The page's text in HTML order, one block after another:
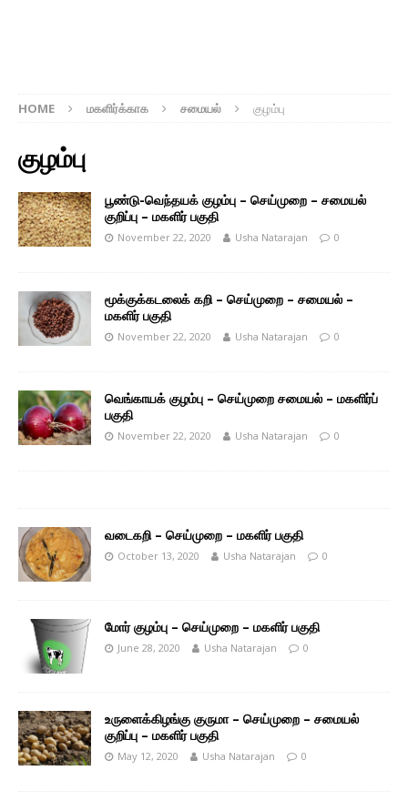
HOME மகளிர்க்காக சமையல் குழம்பு
குழம்பு
பூண்டு-வெந்தயக் குழம்பு – செய்முறை – சமையல்
குறிப்பு – மகளிர் பகுதி
November 22, 2020 Usha Natarajan 0
மூக்குக்கடலைக் கறி – செய்முறை – சமையல் –
மகளிர் பகுதி
November 22, 2020 Usha Natarajan 0
வெங்காயக் குழம்பு – செய்முறை சமையல் – மகளிர்ப்
பகுதி
November 22, 2020 Usha Natarajan 0
வடைகறி – செய்முறை – மகளிர் பகுதி
October 13, 2020 Usha Natarajan 0
மோர் குழம்பு – செய்முறை – மகளிர் பகுதி
June 28, 2020 Usha Natarajan 0
உருளைக்கிழங்கு குருமா – செய்முறை – சமையல்
குறிப்பு – மகளிர் பகுதி
May 12, 2020 Usha Natarajan 0